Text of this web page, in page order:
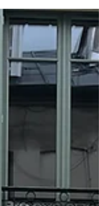
de votre vue, l'état de vos
mais aussi de vos habitudes de vie.